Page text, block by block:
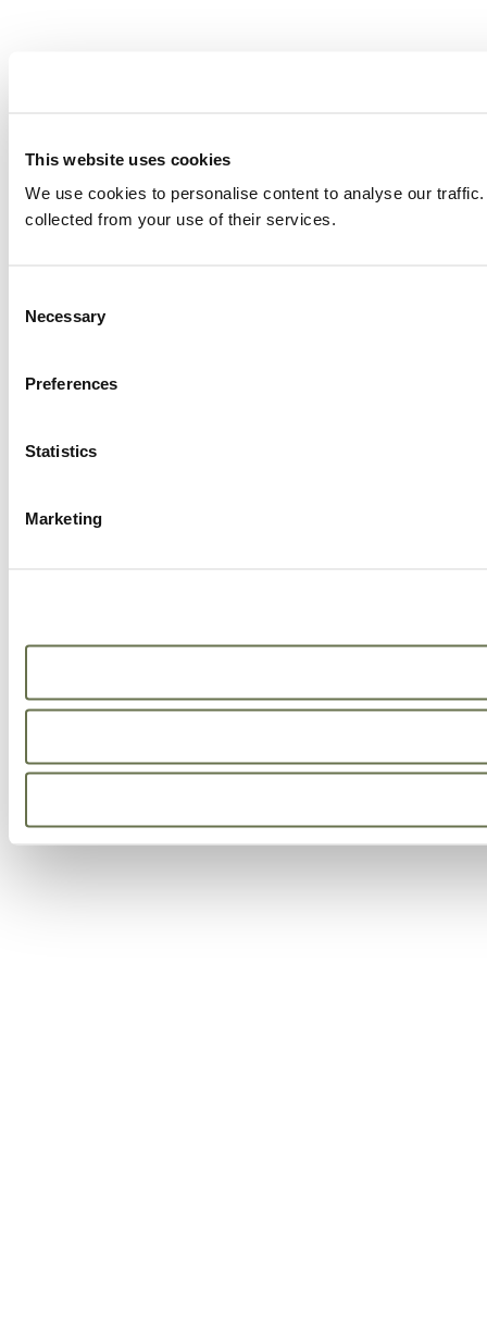
This website uses cookies
We use cookies to personalise content to analyse our
collected from your use of their services.
Selection
Necessary
Preferences
Statistics
Marketing